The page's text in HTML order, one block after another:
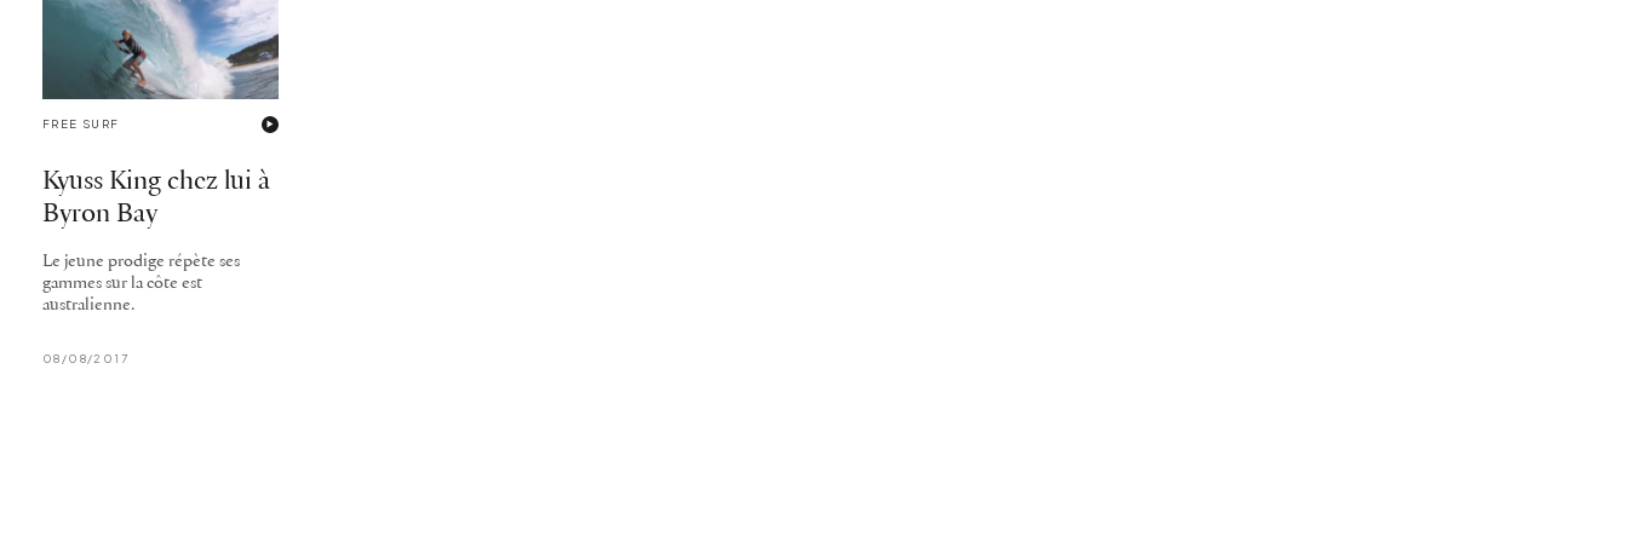
FREE SURF
Kyuss King chez lui à
Byron Bay
Le jeune prodige répète ses
gammes sur la côte est
australienne.
08/08/2017